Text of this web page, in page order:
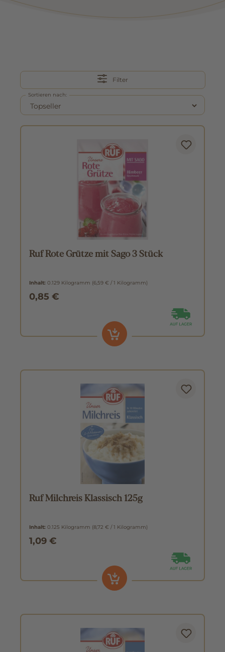
Filter
Sortieren nach:
Ruf Rote Grütze mit Sago 3 Stück
Inhalt: 0.129 Kilogramm (6,59 € / 1 Kilogramm)
0,85 €
Ruf Milchreis Klassisch 125g
Inhalt: 0.125 Kilogramm (8,72 € / 1 Kilogramm)
1,09 €